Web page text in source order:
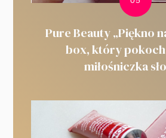
Pure Beauty „Piękno
box, który
miłośniczka